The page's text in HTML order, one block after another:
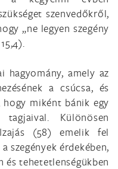
szenvedőkről,
„ne legyen szegény
hagyomány, amely az
a csúcsa, és
miként bánik egy
Különösen
(58) emelik fel
szegények érdekében,
tehetetlenségükben